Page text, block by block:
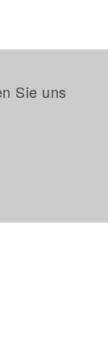
Sie uns